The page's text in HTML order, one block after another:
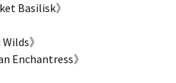
Basilisk》
》
Enchantress》